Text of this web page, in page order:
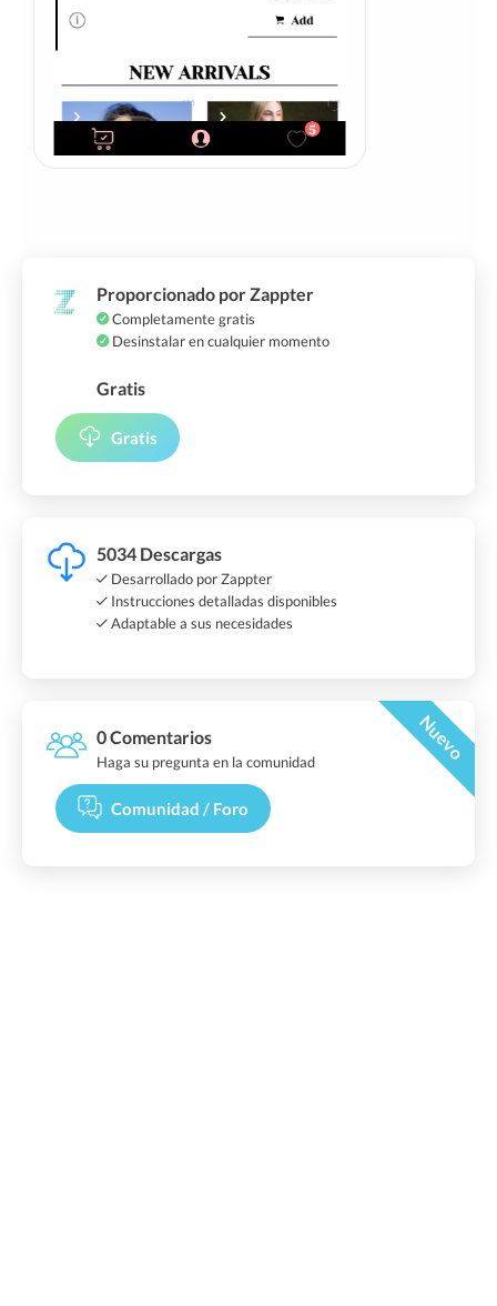
Proporcionado por Zappter
Completamente gratis
Desinstalar en cualquier momento
Gratis
Gratis
5034 Descargas
Desarrollado por Zappter
Instrucciones detalladas disponibles
Adaptable a sus necesidades
0 Comentarios Nuevo
Haga su pregunta en la comunidad
Comunidad / Foro